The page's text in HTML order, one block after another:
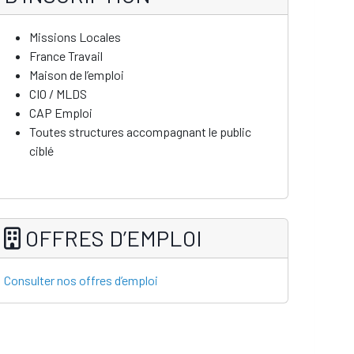
Missions Locales
France Travail
Maison de l’emploi
CIO / MLDS
CAP Emploi
Toutes structures accompagnant le public
ciblé
OFFRES D’EMPLOI
Consulter nos offres d’emploi